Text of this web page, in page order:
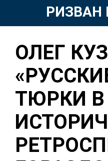
РИЗВАН
ОЛЕГ
ТЮРКИ В